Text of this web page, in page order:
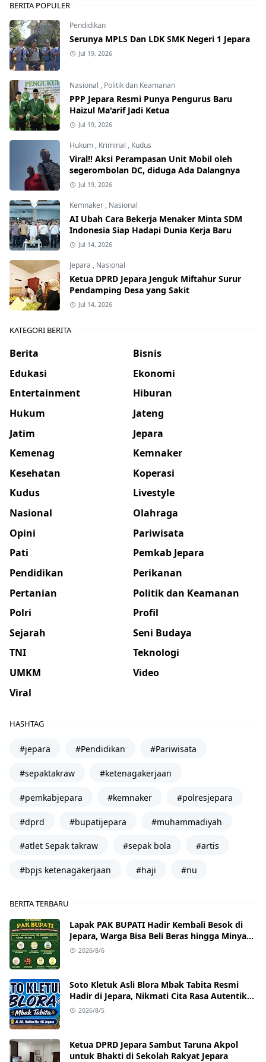
BERITA POPULER
Pendidikan
Serunya MPLS Dan LDK SMK Negeri 1 Jepara
Jul 19, 2026
Nasional , Politik dan Keamanan
PPP Jepara Resmi Punya Pengurus Baru
Haizul Ma'arif Jadi Ketua
Jul 19, 2026
Hukum , Kriminal , Kudus
Viral!! Aksi Perampasan Unit Mobil oleh
segerombolan DC, diduga Ada Dalangnya
Jul 19, 2026
Kemnaker , Nasional
AI Ubah Cara Bekerja Menaker Minta SDM
Indonesia Siap Hadapi Dunia Kerja Baru
Jul 14, 2026
Jepara , Nasional
Ketua DPRD Jepara Jenguk Miftahur Surur
Pendamping Desa yang Sakit
Jul 14, 2026
KATEGORI BERITA
Berita
Bisnis
Edukasi
Ekonomi
Entertainment
Hiburan
Hukum
Jateng
Jatim
Jepara
Kemenag
Kemnaker
Kesehatan
Koperasi
Kudus
Livestyle
Nasional
Olahraga
Opini
Pariwisata
Pati
Pemkab Jepara
Pendidikan
Perikanan
Pertanian
Politik dan Keamanan
Polri
Profil
Sejarah
Seni Budaya
TNI
Teknologi
UMKM
Video
Viral
HASHTAG
#jepara #Pendidikan #Pariwisata
#sepaktakraw #ketenagakerjaan
#pemkabjepara #kemnaker #polresjepara
#dprd #bupatijepara #muhammadiyah
#atlet Sepak takraw #sepak bola #artis
#bpjs ketenagakerjaan #haji #nu
BERITA TERBARU
Lapak PAK BUPATI Hadir Kembali Besok di
Jepara, Warga Bisa Beli Beras hingga Minyak
Goreng dengan Harga Terjangkau
2026/8/6
Soto Kletuk Asli Blora Mbak Tabita Resmi
Hadir di Jepara, Nikmati Cita Rasa Autentik
Mulai Rp10 Ribu
2026/8/5
Ketua DPRD Jepara Sambut Taruna Akpol
untuk Bhakti di Sekolah Rakyat Jepara